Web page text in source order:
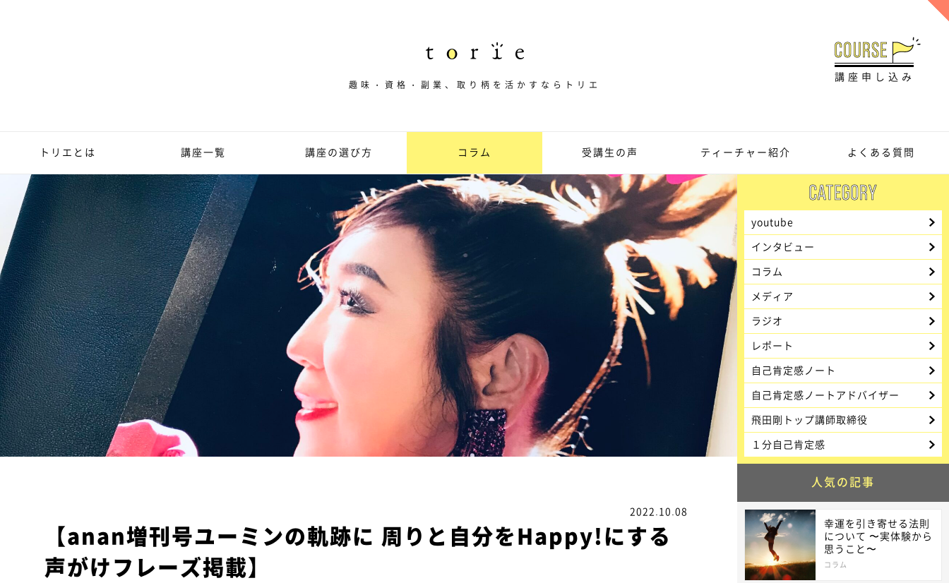
趣味・資格・副業、取り柄を活かすならトリエ
トリエとは 講座一覧 講座の選び方 コラム 受講生の声 ティーチャー紹介 よくある質問
講座申し込み
【anan増刊号ユーミンの軌跡に 周りと自分をHappy!にする
声がけフレーズ掲載】
2022.10.08
youtube
インタビュー
コラム
メディア
ラジオ
レポート
自己肯定感ノート
自己肯定感ノートアドバイザー
飛田剛トップ講師取締役
１分自己肯定感
人気の記事
幸運を引き寄せる法則
について 〜実体験から
思うこと〜
コラム